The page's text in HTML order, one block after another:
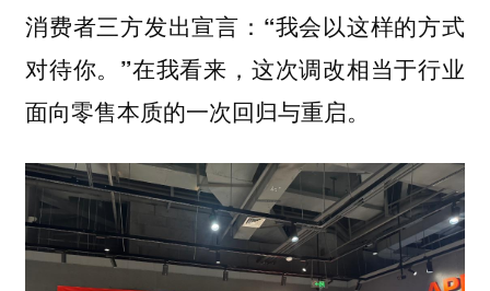
消费者三方发出宣言：“我会以这样的方式
对待你。”在我看来，这次调改相当于行业
面向零售本质的一次回归与重启。